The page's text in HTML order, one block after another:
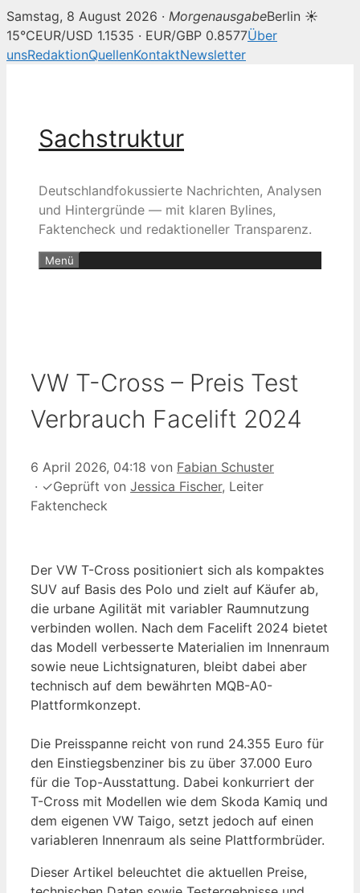
Samstag, 8 August 2026 · MorgenausgabeBerlin ☀
15°CEUR/USD 1.1535 · EUR/GBP 0.8577Über
unsRedaktionQuellenKontaktNewsletter
Sachstruktur
Deutschlandfokussierte Nachrichten, Analysen
und Hintergründe — mit klaren Bylines,
Faktencheck und redaktioneller Transparenz.
Menü
VW T-Cross – Preis Test
Verbrauch Facelift 2024
6 April 2026, 04:18 von Fabian Schuster
· ✓Geprüft von Jessica Fischer, Leiter
Faktencheck
Der VW T-Cross positioniert sich als kompaktes
SUV auf Basis des Polo und zielt auf Käufer ab,
die urbane Agilität mit variabler Raumnutzung
verbinden wollen. Nach dem Facelift 2024 bietet
das Modell verbesserte Materialien im Innenraum
sowie neue Lichtsignaturen, bleibt dabei aber
technisch auf dem bewährten MQB-A0-
Plattformkonzept.
Die Preisspanne reicht von rund 24.355 Euro für
den Einstiegsbenziner bis zu über 37.000 Euro
für die Top-Ausstattung. Dabei konkurriert der
T-Cross mit Modellen wie dem Skoda Kamiq und
dem eigenen VW Taigo, setzt jedoch auf einen
variableren Innenraum als seine Plattformbrüder.
Dieser Artikel beleuchtet die aktuellen Preise,